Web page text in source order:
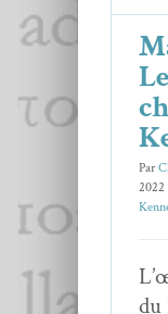
Par
2022
du